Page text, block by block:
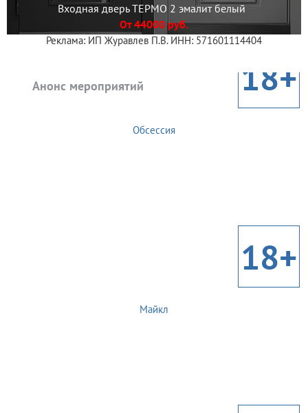
Входная дверь ТЕРМО 2 эмалит белый
От 44000 руб.
Реклама: ИП Журавлев П.В. ИНН: 571601114404
Анонс мероприятий 18+
Обсессия
18+
Майкл